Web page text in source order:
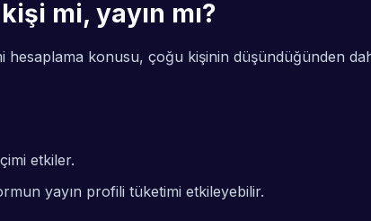
mi, yayın mı?
hesaplama konusu, çoğu kişinin düşündüğünden
etkiler.
yayın profili tüketimi etkileyebilir.